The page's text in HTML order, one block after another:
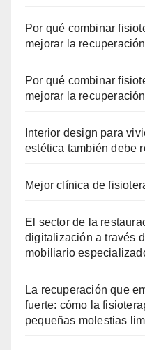
Por qué combinar
mejorar la
Por qué combinar
mejorar la
Interior design para
estética también debe
Mejor clínica de
El sector de la
digitalización a través
mobiliario
La recuperación que
fuerte: cómo la
pequeñas molestias